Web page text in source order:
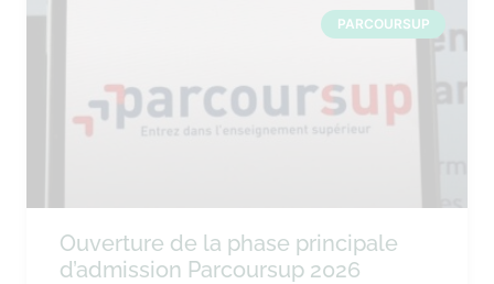
PARCOURSUP
Ouverture de la phase principale
d’admission Parcoursup 2026